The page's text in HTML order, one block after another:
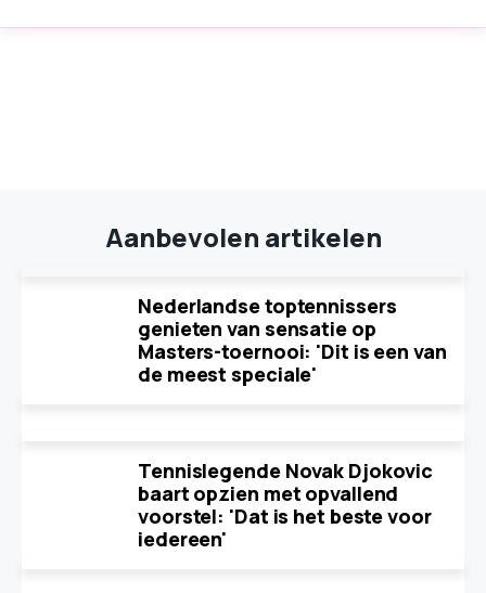
Aanbevolen artikelen
Nederlandse toptennissers
genieten van sensatie op
Masters-toernooi: 'Dit is een van
de meest speciale'
Tennislegende Novak Djokovic
baart opzien met opvallend
voorstel: 'Dat is het beste voor
iedereen'